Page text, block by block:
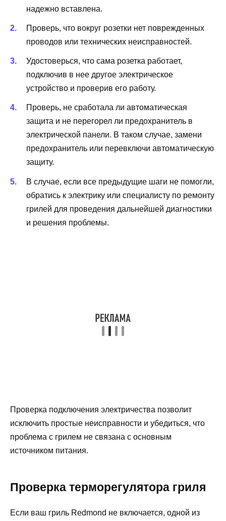
надежно вставлена.
Проверь, что вокруг розетки нет поврежденных
проводов или технических неисправностей.
Удостоверься, что сама розетка работает,
подключив в нее другое электрическое
устройство и проверив его работу.
Проверь, не сработала ли автоматическая
защита и не перегорел ли предохранитель в
электрической панели. В таком случае, замени
предохранитель или перевключи автоматическую
защиту.
В случае, если все предыдущие шаги не помогли,
обратись к электрику или специалисту по ремонту
грилей для проведения дальнейшей диагностики
и решения проблемы.
Проверка подключения электричества позволит
исключить простые неисправности и убедиться, что
проблема с грилем не связана с основным
источником питания.
Проверка терморегулятора гриля
Если ваш гриль Redmond не включается, одной из